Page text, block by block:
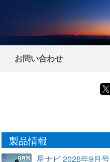
お問い合わせ
製品情報
星ナビ 2026年9月号